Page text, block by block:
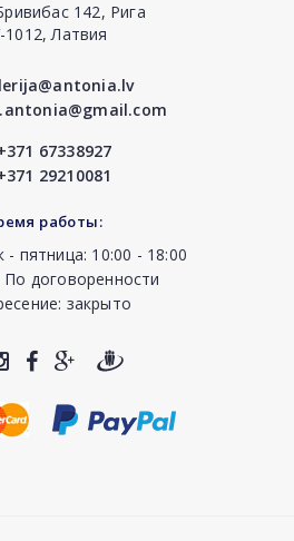
142, Рига
1012, Латвия
67338927
29210081
работы:
- пятница: 10:00 - 18:00
договоренности
закрыто